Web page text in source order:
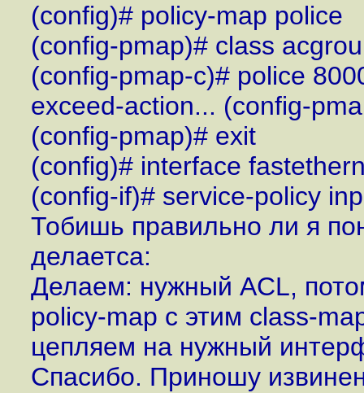
(config)# policy-map police
(config-pmap)# class
(config-pmap-c)# police
exceed-action... (config-
(config-pmap)# exit
(сonfig)# interface
(config-if)# service-policy
Тобишь правильно ли я
делаетса:
Делаем: нужный ACL,
policy-map с этим class-
цепляем на нужный
Спасибо. Приношу